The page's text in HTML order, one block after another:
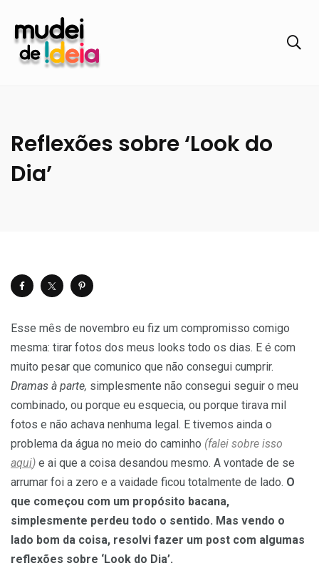
Reflexões sobre ‘Look do
Dia’
Esse mês de novembro eu fiz um compromisso comigo
mesma: tirar fotos dos meus looks todo os dias. E é com
muito pesar que comunico que não consegui cumprir.
Dramas à parte, simplesmente não consegui seguir o meu
combinado, ou porque eu esquecia, ou porque tirava mil
fotos e não achava nenhuma legal. E tivemos ainda o
problema da água no meio do caminho (falei sobre isso
aqui) e ai que a coisa desandou mesmo. A vontade de se
arrumar foi a zero e a vaidade ficou totalmente de lado. O
que começou com um propósito bacana,
simplesmente perdeu todo o sentido. Mas vendo o
lado bom da coisa, resolvi fazer um post com algumas
reflexões sobre ‘Look do Dia’.